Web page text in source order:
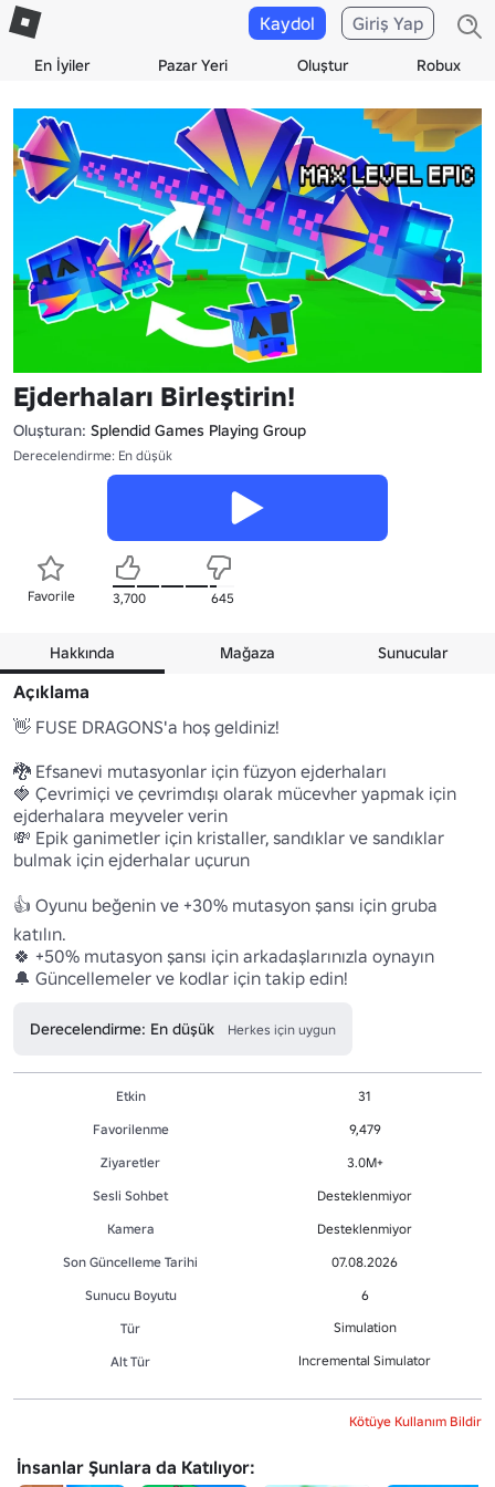
En İyiler Pazar Yeri Oluştur Robux
Kaydol Giriş Yap
Ejderhaları Birleştirin!
Oluşturan: Splendid Games Playing Group
Derecelendirme: En düşük
Favorile 3,700 645
Hakkında Mağaza Sunucular
Açıklama
👋 FUSE DRAGONS'a hoş geldiniz!
🐉 Efsanevi mutasyonlar için füzyon ejderhaları
🍓 Çevrimiçi ve çevrimdışı olarak mücevher yapmak için
ejderhalara meyveler verin
💸 Epik ganimetler için kristaller, sandıklar ve sandıklar
bulmak için ejderhalar uçurun
👍 Oyunu beğenin ve +30% mutasyon şansı için gruba
katılın.
🍀 +50% mutasyon şansı için arkadaşlarınızla oynayın
🔔 Güncellemeler ve kodlar için takip edin!
Derecelendirme: En düşük Herkes için uygun
Etkin
31
Favorilenme
9,479
Ziyaretler
3.0M+
Sesli Sohbet
Desteklenmiyor
Kamera
Desteklenmiyor
Son Güncelleme Tarihi
07.08.2026
Sunucu Boyutu
6
Tür
Simulation
Alt Tür Incremental Simulator
Kötüye Kullanım Bildir
İnsanlar Şunlara da Katılıyor: